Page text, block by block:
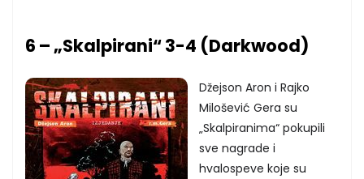
6 – „Skalpirani“ 3-4 (Darkwood)
Džejson Aron i Rajko
Milošević Gera su
„Skalpiranima“ pokupili
sve nagrade i
hvalospeve koje su